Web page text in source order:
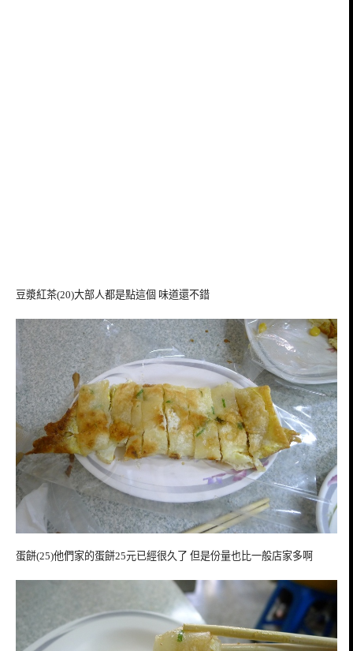
豆漿紅茶(20)大部人都是點這個 味道還不錯
蛋餅(25)他們家的蛋餅25元已經很久了 但是份量也比一般店家多啊